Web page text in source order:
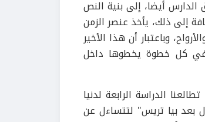
أيضا، إلى بنية النص
إلى ذلك، يأخذ عنصر الزمن
وباعتبار أن هذا الأخير
في كل خطوة يخطوها داخل
الدراسة الرابعة لدنيا
بعد بيا تريس" لتتساءل عن